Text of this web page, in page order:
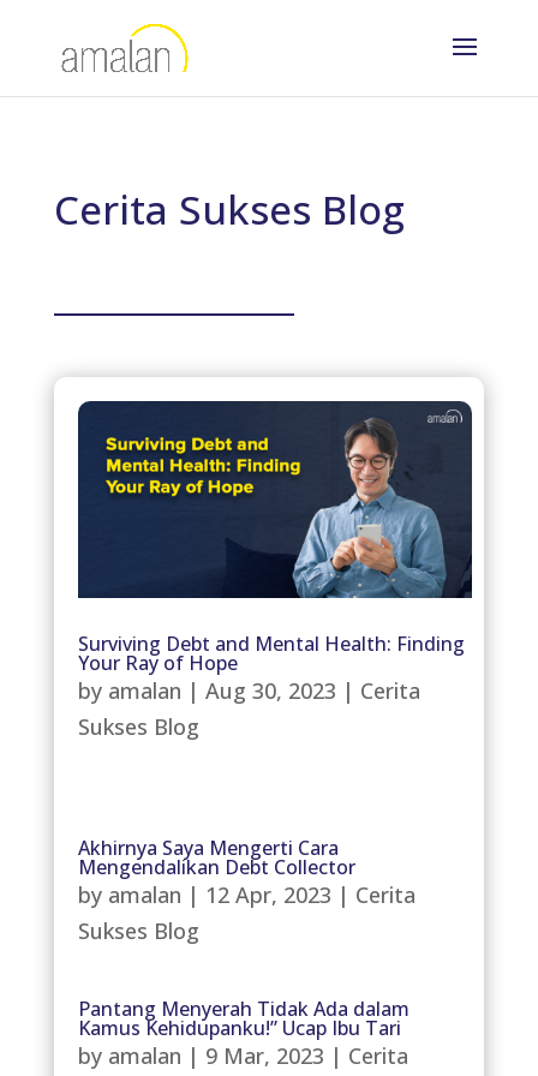
Cerita Sukses Blog
Surviving Debt and Mental Health: Finding
Your Ray of Hope
by amalan | Aug 30, 2023 | Cerita
Sukses Blog
Akhirnya Saya Mengerti Cara
Mengendalikan Debt Collector
by amalan | 12 Apr, 2023 | Cerita
Sukses Blog
Pantang Menyerah Tidak Ada dalam
Kamus Kehidupanku!” Ucap Ibu Tari
by amalan | 9 Mar, 2023 | Cerita